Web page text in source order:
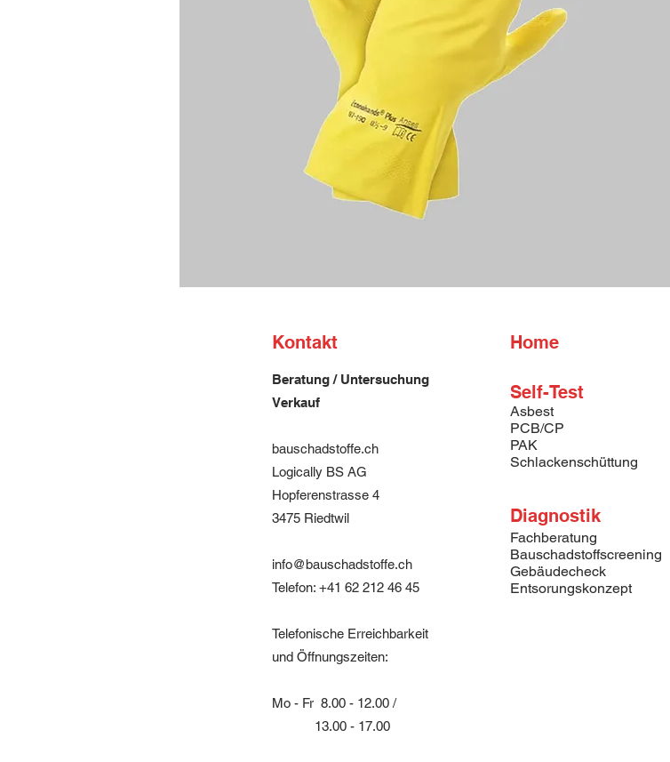
Kontakt
Beratung / Untersuchung
Verkauf
bauschadstoffe.ch
Logically BS AG
Hopferenstrasse 4
3475 Riedtwil
info@bauschadstoffe.ch
Telefon: +41 62 212 46 45
Telefonische Erreichbarkeit
und Öffnungszeiten:
Mo - Fr 8.00 - 12.00 /
13.00 - 17.00
Home
Self-Test
Asbest
PCB/CP
PAK
Schlackenschüttung
Diagnostik
Fachberatung
Bauschadstoffscreening
Gebäudecheck
Entsorungskonzept